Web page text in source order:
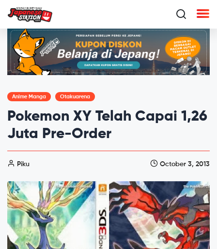
Anime Manga Otakuarena
Pokemon XY Telah Capai 1,26
Juta Pre-Order
Piku October 3, 2013